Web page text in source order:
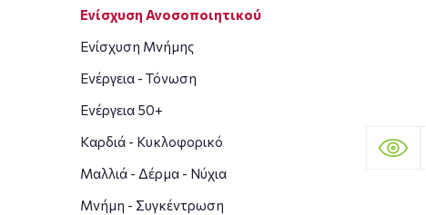
Ενίσχυση Ανοσοποιητικού
Ενίσχυση Μνήμης
Ενέργεια - Τόνωση
Ενέργεια 50+
Καρδιά - Κυκλοφορικό
Μαλλιά - Δέρμα - Νύχια
Μνήμη - Συγκέντρωση